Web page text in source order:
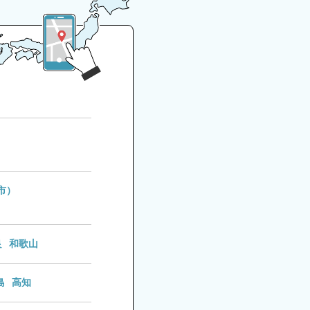
）
和歌山
高知